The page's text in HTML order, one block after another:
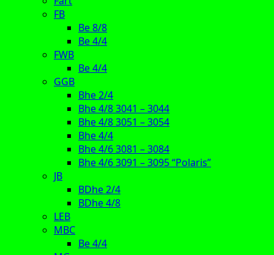
FB
Be 8/8
Be 4/4
FWB
Be 4/4
GGB
Bhe 2/4
Bhe 4/8 3041 – 3044
Bhe 4/8 3051 – 3054
Bhe 4/4
Bhe 4/6 3081 – 3084
Bhe 4/6 3091 – 3095 “Polaris”
JB
BDhe 2/4
BDhe 4/8
LEB
MBC
Be 4/4